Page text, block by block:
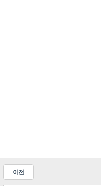
이전